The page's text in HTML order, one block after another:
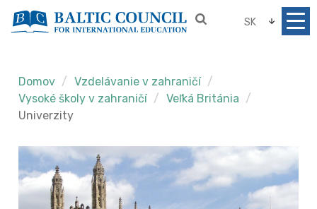
SK
Domov
Vzdelávanie v zahraničí
Vysoké školy v zahraničí
Veľká Británia
Univerzity